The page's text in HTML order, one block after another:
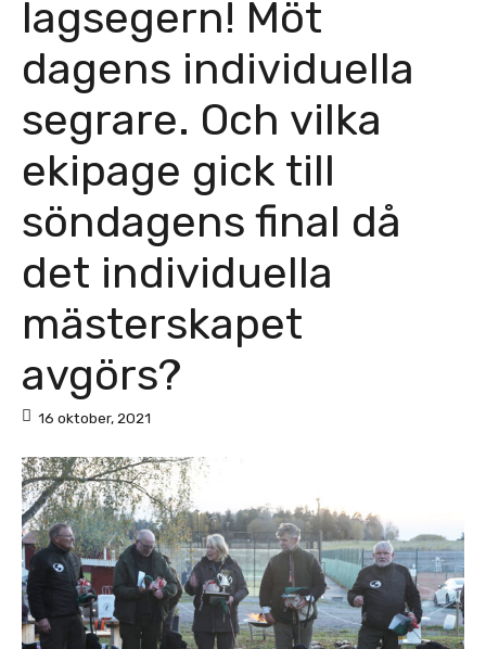
lagsegern! Möt
dagens individuella
segrare. Och vilka
ekipage gick till
söndagens final då
det individuella
mästerskapet
avgörs?
16 oktober, 2021